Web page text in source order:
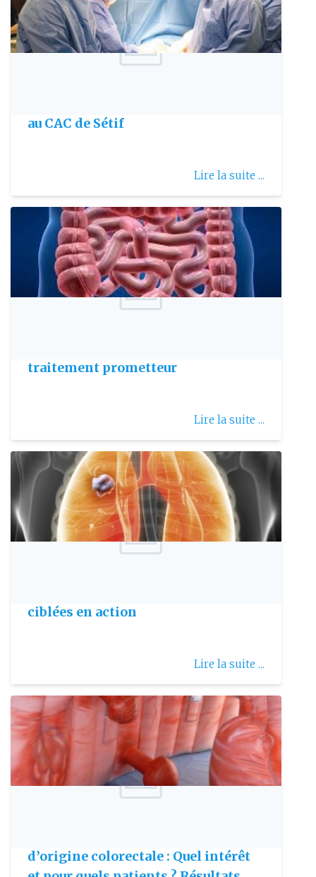
au CAC de Sétif
Lire la suite ...
traitement prometteur
Lire la suite ...
ciblées en action
Lire la suite ...
d’origine colorectale : Quel intérêt